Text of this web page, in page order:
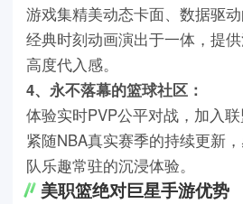
游戏集精美动态卡面、数据驱
经典时刻动画演出于一体，提
高度代入感。
4、永不落幕的篮球社区：
体验实时PVP公平对战，加入
紧随NBA真实赛季的持续更新
队乐趣常驻的沉浸体验。
美职篮绝对巨星手游优势